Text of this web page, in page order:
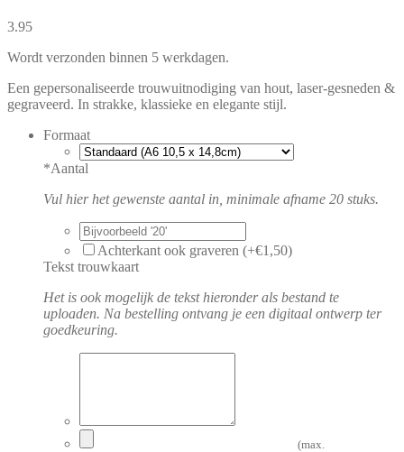
3.95
Wordt verzonden binnen 5 werkdagen.
Een gepersonaliseerde trouwuitnodiging van hout, laser-gesneden &
gegraveerd. In strakke, klassieke en elegante stijl.
Formaat
*Aantal
Vul hier het gewenste aantal in, minimale afname 20 stuks.
Achterkant ook graveren (+€1,50)
Tekst trouwkaart
Het is ook mogelijk de tekst hieronder als bestand te
uploaden. Na bestelling ontvang je een digitaal ontwerp ter
goedkeuring.
(max.